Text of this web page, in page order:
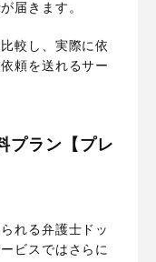
届きます。
較し、実際に依
頼を送れるサー
プラン【プレ
れる弁護士ドッ
ビスではさらに